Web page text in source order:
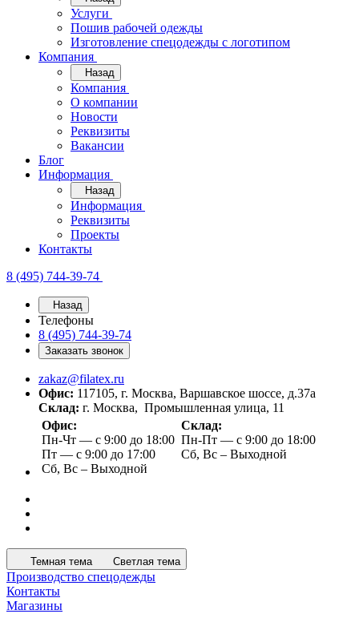
Услуги
Пошив рабочей одежды
Изготовление спецодежды с логотипом
Компания
Назад
Компания
О компании
Новости
Реквизиты
Вакансии
Блог
Информация
Назад
Информация
Реквизиты
Проекты
Контакты
8 (495) 744-39-74
Назад
Телефоны
8 (495) 744-39-74
Заказать звонок
zakaz@filatex.ru
Офис: 117105, г. Москва, Варшавское шоссе, д.37а
Склад: г. Москва, Промышленная улица, 11
Офис:
Пн-Чт — с 9:00 до 18:00
Пт — с 9:00 до 17:00
Сб, Вс – Выходной
Склад:
Пн-Пт — с 9:00 до 18:00
Сб, Вс – Выходной
Темная тема Светлая тема
Производство спецодежды
Контакты
Магазины